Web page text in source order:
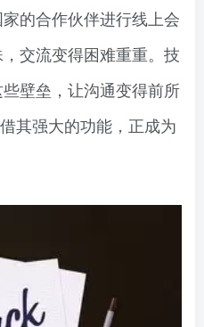
的合作伙伴进行线上会
交流变得困难重重。技
壁垒，让沟通变得前所
其强大的功能，正成为